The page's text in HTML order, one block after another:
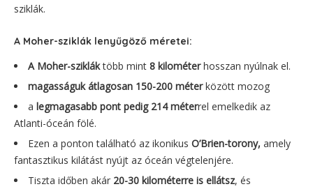
sziklák.
A Moher-sziklák lenyűgöző méretei:
A Moher-szikláktöbb mint 8 kilométerhosszan nyúlnak el.
magasságuk átlagosan 150-200 méterközött mozog
a legmagasabb pont pedig 214 méterrel emelkedik az
Atlanti-óceán fölé.
Ezen a ponton található az ikonikus O’Brien-torony, amely
fantasztikus kilátást nyújt az óceán végtelenjére.
Tiszta időben akár 20-30 kilométerre is ellátsz, és